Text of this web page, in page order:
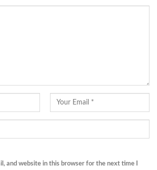
and website in this browser for the next time I